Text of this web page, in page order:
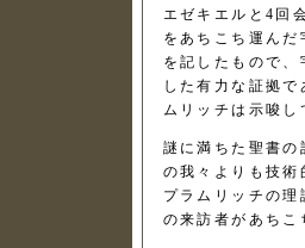
エゼキエルと4回
をあちこち運ん
を記したもので
した有力な証拠
ムリッチは示唆し
謎に満ちた聖書の
の我々よりも技
プラムリッチの
の来訪者があち